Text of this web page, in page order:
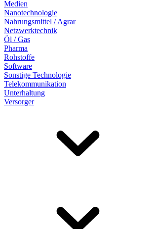
Medien
Nanotechnologie
Nahrungsmittel / Agrar
Netzwerktechnik
Öl / Gas
Pharma
Rohstoffe
Software
Sonstige Technologie
Telekommunikation
Unterhaltung
Versorger